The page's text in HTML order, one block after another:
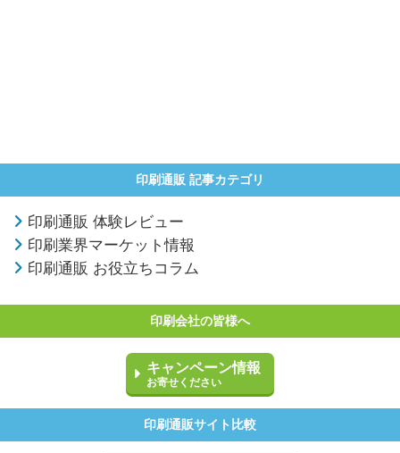
印刷通販 記事カテゴリ
印刷通販 体験レビュー
印刷業界マーケット情報
印刷通販 お役立ちコラム
印刷会社の皆様へ
キャンペーン情報
お寄せください
印刷通販サイト比較